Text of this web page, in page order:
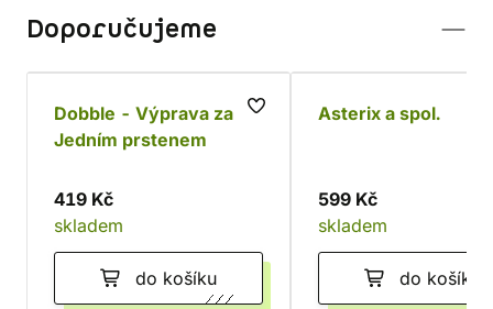
Doporučujeme
Dobble - Výprava za
Jedním prstenem
419 Kč
skladem
do košíku
Asterix a spol.
599 Kč
skladem
do košíku